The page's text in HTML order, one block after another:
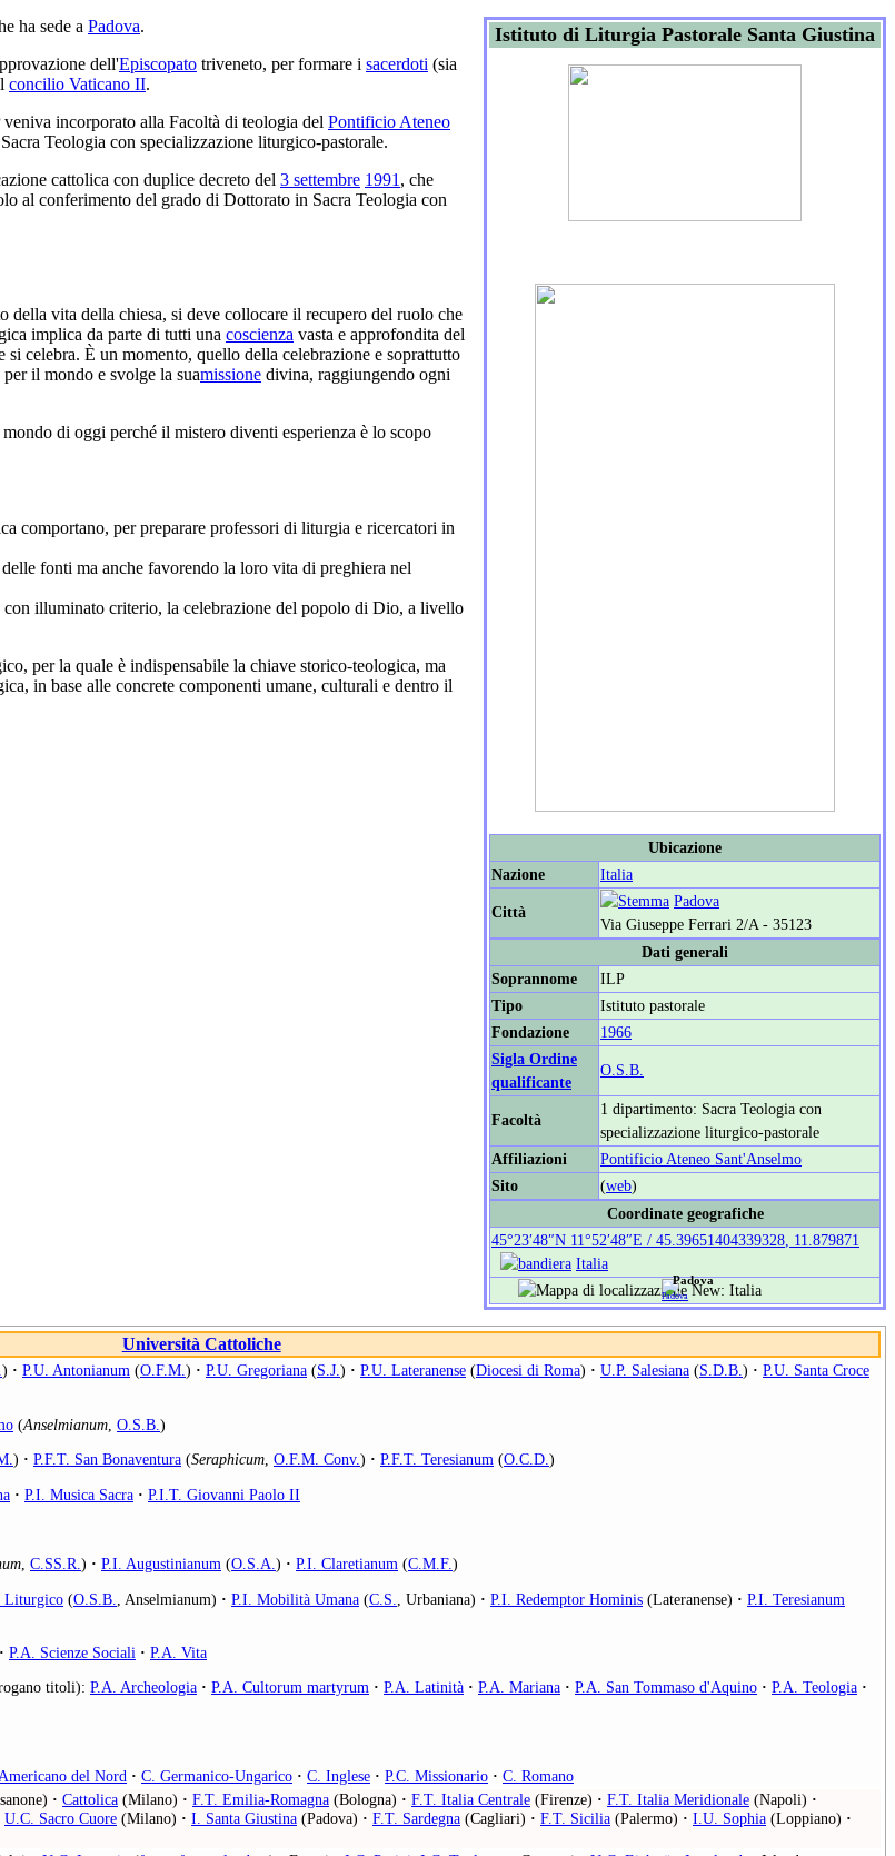
Istituto di Liturgia Pastorale Santa Giustina
Ubicazione
Nazione
Italia
Città
Padova
Via Giuseppe Ferrari 2/A - 35123
Dati generali
Soprannome
ILP
Tipo
Istituto pastorale
Fondazione
1966
Sigla Ordine
qualificante
O.S.B.
Facoltà
1 dipartimento: Sacra Teologia con
specializzazione liturgico-pastorale
Affiliazioni
Pontificio Ateneo Sant'Anselmo
Sito
(web)
Coordinate geografiche
45°23′48″N 11°52′48″E / 45.39651404339328, 11.879871
Italia
Padova
ha sede a Padova.
dell'Episcopato triveneto, per formare i sacerdoti (sia
concilio Vaticano II.
incorporato alla Facoltà di teologia del Pontificio Ateneo
Teologia con specializzazione liturgico-pastorale.
cattolica con duplice decreto del 3 settembre 1991 , che
al conferimento del grado di Dottorato in Sacra Teologia con
vita della chiesa, si deve collocare il recupero del ruolo che
implica da parte di tutti una coscienza vasta e approfondita del
si celebra. È un momento, quello della celebrazione e soprattutto
per il mondo e svolge la suamissione divina, raggiungendo ogni
di oggi perché il mistero diventi esperienza è lo scopo
comportano, per preparare professori di liturgia e ricercatori in
fonti ma anche favorendo la loro vita di preghiera nel
con illuminato criterio, la celebrazione del popolo di Dio, a livello
per la quale è indispensabile la chiave storico-teologica, ma
in base alle concrete componenti umane, culturali e dentro il
Università Cattoliche
) · P.U. Antonianum (O.F.M.) · P.U. Gregoriana (S.J.) · P.U. Lateranense (Diocesi di Roma) · U.P. Salesiana (S.D.B.) · P.U. Santa Croce
(Anselmianum O.S.B. )
) · P.F.T. San Bonaventura (Seraphicum O.F.M. Conv.) · P.F.T. Teresianum (O.C.D. )
· P.I. Musica Sacra · P.I.T. Giovanni Paolo II
, C.SS.R.) · P.I. Augustinianum (O.S.A.) · P.I. Claretianum (C.M.F.)
Liturgico (O.S.B. , Anselmianum) · P.I. Mobilità Umana (C.S. , Urbaniana) · P.I. Redemptor Hominis (Lateranense) · P.I. Teresianum
· P.A. Scienze Sociali · P.A. Vita
titoli): P.A. Archeologia · P.A. Cultorum martyrum · P.A. Latinità · P.A. Mariana · P.A. San Tommaso d'Aquino · P.A. Teologia ·
del Nord · C. Germanico-Ungarico · C. Inglese · P.C. Missionario · C. Romano
· Cattolica (Milano) · F.T. Emilia-Romagna (Bologna) · F.T. Italia Centrale (Firenze) · F.T. Italia Meridionale (Napoli) ·
U.C. Sacro Cuore (Milano) · I. Santa Giustina (Padova) · F.T. Sardegna (Cagliari) · F.T. Sicilia (Palermo) · I.U. Sophia (Loppiano) ·